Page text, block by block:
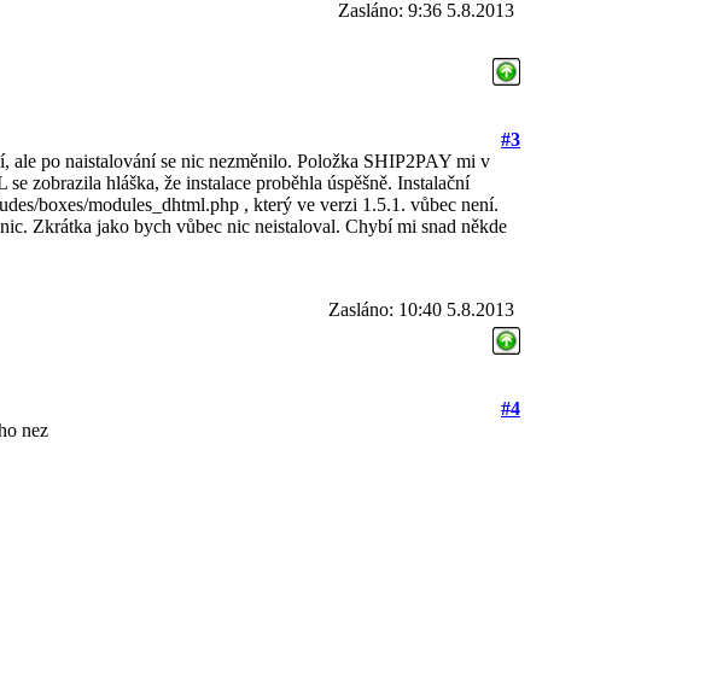
Zasláno: 9:36 5.8.2013
#3
po naistalování se nic nezměnilo. Položka SHIP2PAY mi v
zobrazila hláška, že instalace proběhla úspěšně. Instalační
boxes/modules_dhtml.php , který ve verzi 1.5.1. vůbec není.
Zkrátka jako bych vůbec nic neistaloval. Chybí mi snad někde
Zasláno: 10:40 5.8.2013
#4
nez